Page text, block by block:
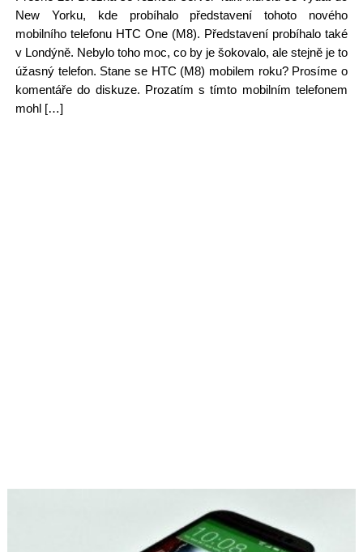
New Yorku, kde probíhalo představení tohoto nového
mobilního telefonu HTC One (M8). Představení probíhalo také
v Londýně. Nebylo toho moc, co by je šokovalo, ale stejně je to
úžasný telefon. Stane se HTC (M8) mobilem roku? Prosíme o
komentáře do diskuze. Prozatím s tímto mobilním telefonem
mohl […]